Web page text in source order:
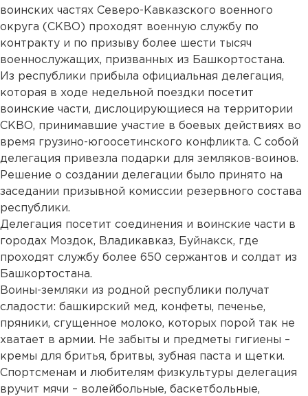
воинских частях Северо-Кавказского военного
округа (СКВО) проходят военную службу по
контракту и по призыву более шести тысяч
военнослужащих, призванных из Башкортостана.
Из республики прибыла официальная делегация,
которая в ходе недельной поездки посетит
воинские части, дислоцирующиеся на территории
СКВО, принимавшие участие в боевых действиях во
время грузино-югоосетинского конфликта. С собой
делегация привезла подарки для земляков-воинов.
Решение о создании делегации было принято на
заседании призывной комиссии резервного состава
республики.
Делегация посетит соединения и воинские части в
городах Моздок, Владикавказ, Буйнакск, где
проходят службу более 650 сержантов и солдат из
Башкортостана.
Воины-земляки из родной республики получат
сладости: башкирский мед, конфеты, печенье,
пряники, сгущенное молоко, которых порой так не
хватает в армии. Не забыты и предметы гигиены –
кремы для бритья, бритвы, зубная паста и щетки.
Спортсменам и любителям физкультуры делегация
вручит мячи – волейбольные, баскетбольные,